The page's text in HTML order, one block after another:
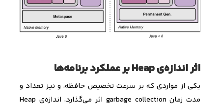
اثر اندازه‌ی Heap بر عملکرد برنامه‌ها
یکی از مواردی که بر سرعت تخصیص حافظه، و نیز تعداد و
مدت زمان garbage collection اثر می‌گذارد، اندازه‌ی Heap